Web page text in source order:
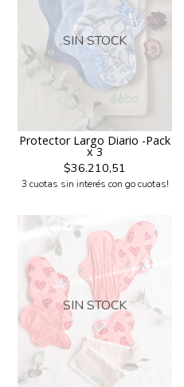
SIN STOCK
Protector Largo Diario -Pack
x 3
$36.210,51
3 cuotas sin interés con go cuotas!
SIN STOCK